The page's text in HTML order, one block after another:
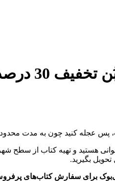
درصدی سی بوک
پس عجله کنید چون به مدت
هستید و تهیه کتاب از سطح
بگیرید.